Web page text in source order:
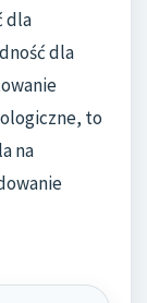
dla
dla
to
na